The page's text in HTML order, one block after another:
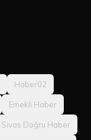
Haber02
Emekli Haber
Sivas Doğru Haber